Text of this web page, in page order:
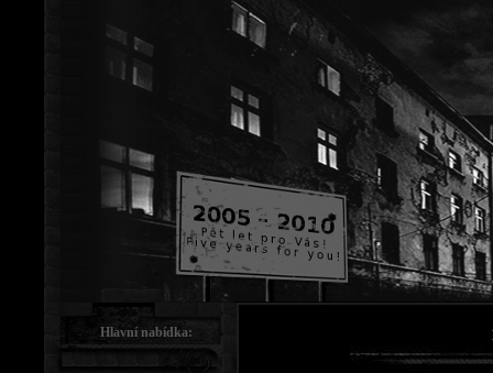
Hlavní nabídka: